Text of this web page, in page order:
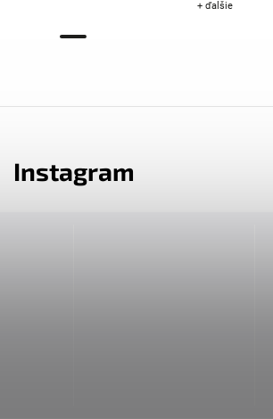
+ ďalšie
Instagram